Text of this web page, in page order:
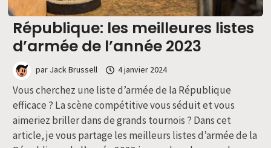
République: les meilleures listes
d’armée de l’année 2023
par Jack Brussell 4 janvier 2024
Vous cherchez une liste d’armée de la République
efficace ? La scène compétitive vous séduit et vous
aimeriez briller dans de grands tournois ? Dans cet
article, je vous partage les meilleurs listes d’armée de la